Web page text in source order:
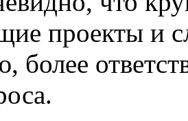
проекты и
более